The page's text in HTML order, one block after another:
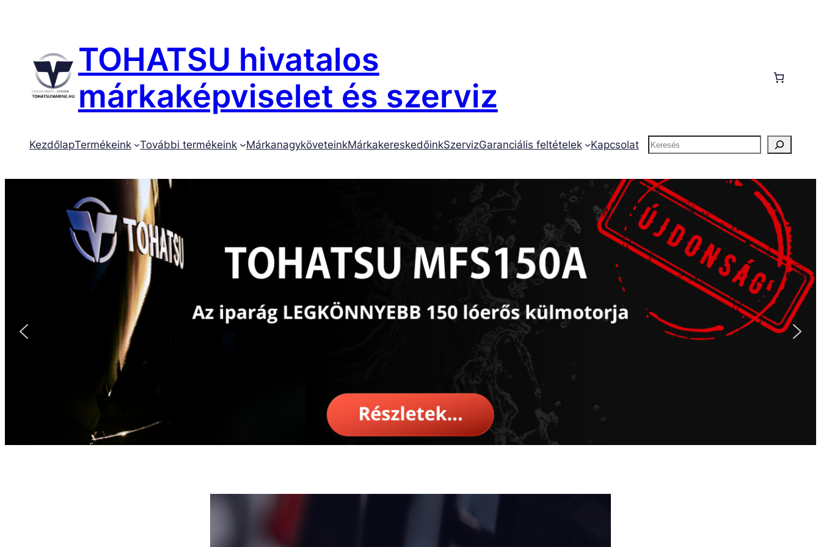
TOHATSU hivatalos
márkaképviselet és szerviz
KezdőlapTermékeink További termékeink MárkanagyköveteinkMárkakereskedőinkSzervizGaranciális feltételek Kapcsolat Keresés